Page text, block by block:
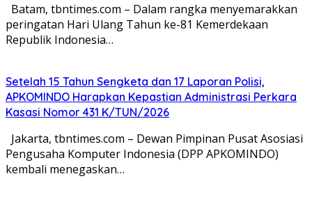
Batam, tbntimes.com – Dalam rangka menyemarakkan
peringatan Hari Ulang Tahun ke-81 Kemerdekaan
Republik Indonesia…
Setelah 15 Tahun Sengketa dan 17 Laporan Polisi,
APKOMINDO Harapkan Kepastian Administrasi Perkara
Kasasi Nomor 431 K/TUN/2026
Jakarta, tbntimes.com – Dewan Pimpinan Pusat Asosiasi
Pengusaha Komputer Indonesia (DPP APKOMINDO)
kembali menegaskan…